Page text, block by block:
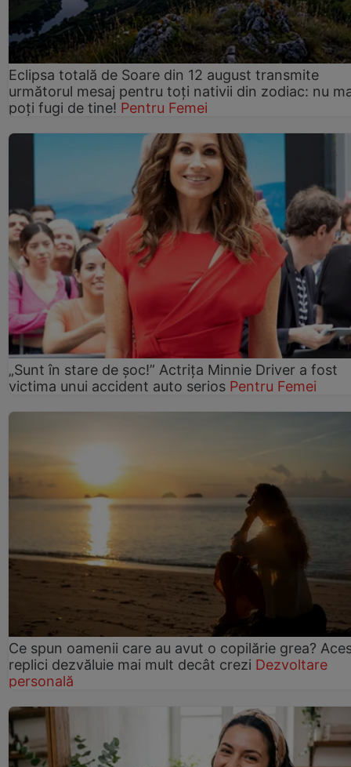
Eclipsa totală de Soare din 12 august transmite
următorul mesaj pentru toți nativii din zodiac: nu
poți fugi de tine! Pentru Femei
„Sunt în stare de șoc!” Actrița Minnie Driver a fost
victima unui accident auto serios Pentru Femei
Ce spun oamenii care au avut o copilărie grea?
replici dezvăluie mai mult decât crezi Dezvoltare
personală